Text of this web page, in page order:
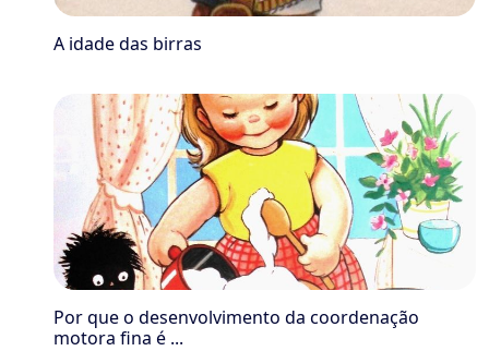
A idade das birras
Por que o desenvolvimento da coordenação
motora fina é ...